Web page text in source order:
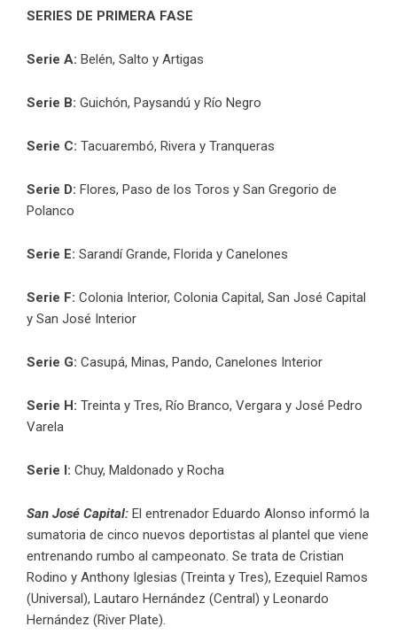
SERIES DE PRIMERA FASE
Serie A: Belén, Salto y Artigas
Serie B: Guichón, Paysandú y Río Negro
Serie C: Tacuarembó, Rivera y Tranqueras
Serie D: Flores, Paso de los Toros y San Gregorio de
Polanco
Serie E: Sarandí Grande, Florida y Canelones
Serie F: Colonia Interior, Colonia Capital, San José Capital
y San José Interior
Serie G: Casupá, Minas, Pando, Canelones Interior
Serie H: Treinta y Tres, Río Branco, Vergara y José Pedro
Varela
Serie I: Chuy, Maldonado y Rocha
San José Capital: El entrenador Eduardo Alonso informó la
sumatoria de cinco nuevos deportistas al plantel que viene
entrenando rumbo al campeonato. Se trata de Cristian
Rodino y Anthony Iglesias (Treinta y Tres), Ezequiel Ramos
(Universal), Lautaro Hernández (Central) y Leonardo
Hernández (River Plate).